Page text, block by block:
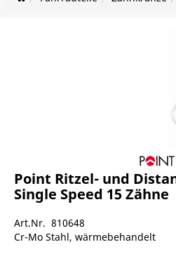
Point Ritzel- und
Single Speed 15 Zähne
Art.Nr. 810648
Cr-Mo Stahl, wärmebehandelt